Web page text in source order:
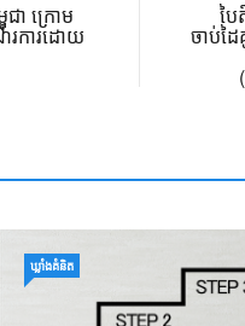
ជា ក្រោម
ើរការដោយ
ប
ចាប់ដ
ឃ្លាំង​គំនិត